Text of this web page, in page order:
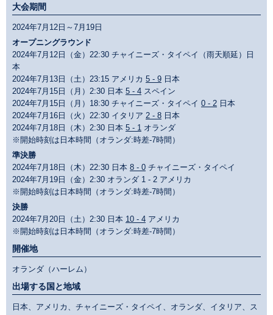
大会期間
2024年7月12日～7月19日
オープニングラウンド
2024年7月12日（金）22:30 チャイニーズ・タイペイ（雨天順延）日
本
2024年7月13日（土）23:15 アメリカ 5 - 9 日本
2024年7月15日（月）2:30 日本 5 - 4 スペイン
2024年7月15日（月）18:30 チャイニーズ・タイペイ 0 - 2 日本
2024年7月16日（火）22:30 イタリア 2 - 8 日本
2024年7月18日（木）2:30 日本 5 - 1 オランダ
※開始時刻は日本時間（オランダ:時差-7時間）
準決勝
2024年7月18日（木）22:30 日本 8 - 0 チャイニーズ・タイペイ
2024年7月19日（金）2:30 オランダ 1 - 2 アメリカ
※開始時刻は日本時間（オランダ:時差-7時間）
決勝
2024年7月20日（土）2:30 日本 10 - 4 アメリカ
※開始時刻は日本時間（オランダ:時差-7時間）
開催地
オランダ（ハーレム）
出場する国と地域
日本、アメリカ、チャイニーズ・タイペイ、オランダ、イタリア、ス